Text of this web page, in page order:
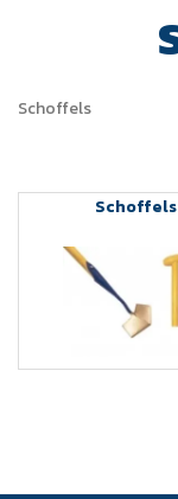
Schoffels
Schoffels